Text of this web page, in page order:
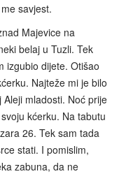
savjest.
Majevice na
belaj u Tuzli. Tek
izgubio dijete. Otišao
Najteže mi je bilo
mladosti. Noć prije
kćerku. Na tabutu
26. Tek sam tada
stati. I pomislim,
zabuna, da ne